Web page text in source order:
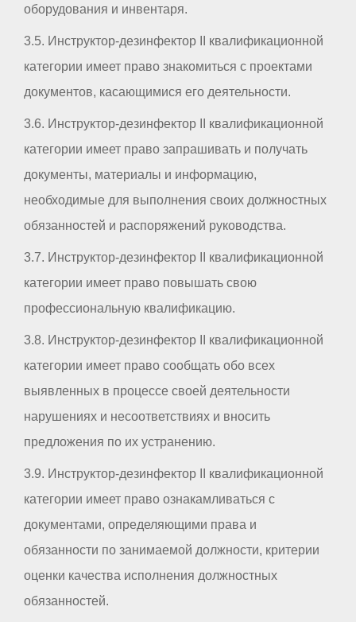
оборудования и инвентаря.
3.5. Инструктор-дезинфектор II квалификационной
категории имеет право знакомиться с проектами
документов, касающимися его деятельности.
3.6. Инструктор-дезинфектор II квалификационной
категории имеет право запрашивать и получать
документы, материалы и информацию,
необходимые для выполнения своих должностных
обязанностей и распоряжений руководства.
3.7. Инструктор-дезинфектор II квалификационной
категории имеет право повышать свою
профессиональную квалификацию.
3.8. Инструктор-дезинфектор II квалификационной
категории имеет право сообщать обо всех
выявленных в процессе своей деятельности
нарушениях и несоответствиях и вносить
предложения по их устранению.
3.9. Инструктор-дезинфектор II квалификационной
категории имеет право ознакамливаться с
документами, определяющими права и
обязанности по занимаемой должности, критерии
оценки качества исполнения должностных
обязанностей.